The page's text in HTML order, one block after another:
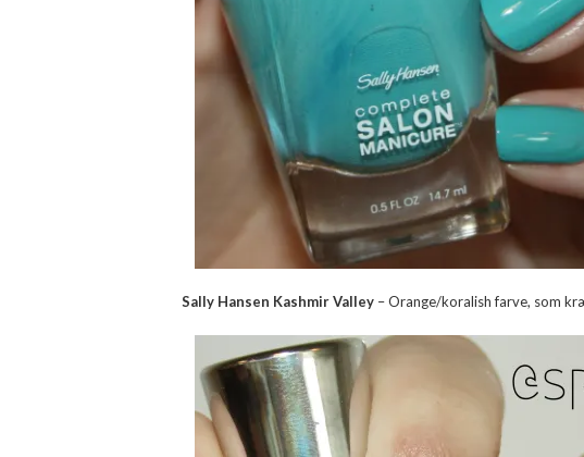
Sally Hansen Kashmir Valley – Orange/koralish farve, som